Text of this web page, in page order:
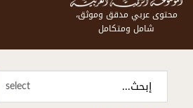
محتوى عربي مدقق وموثق،
شامل ومتكامل
select